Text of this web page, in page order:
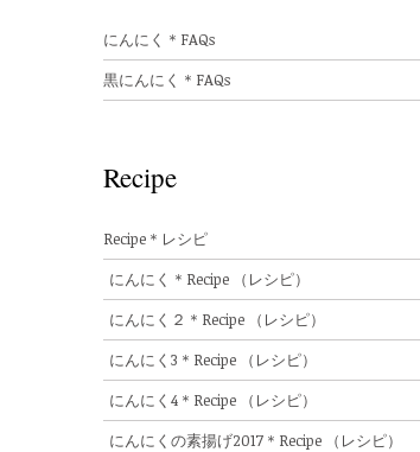
にんにく＊FAQs
黒にんにく＊FAQs
Recipe
Recipe＊レシピ
にんにく＊Recipe （レシピ）
にんにく２＊Recipe （レシピ）
にんにく3＊Recipe （レシピ）
にんにく4＊Recipe （レシピ）
にんにくの素揚げ2017＊Recipe （レシピ）